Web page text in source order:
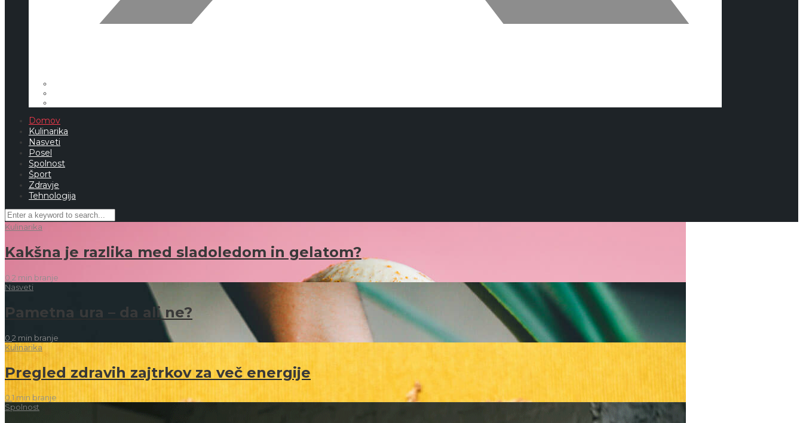
Domov
Kulinarika
Nasveti
Posel
Spolnost
Šport
Zdravje
Tehnologija
Kulinarika
Kakšna je razlika med sladoledom in gelatom?
0 2 min branje
Nasveti
Pametna ura – da ali ne?
0 2 min branje
Kulinarika
Pregled zdravih zajtrkov za več energije
0 1 min branje
Spolnost